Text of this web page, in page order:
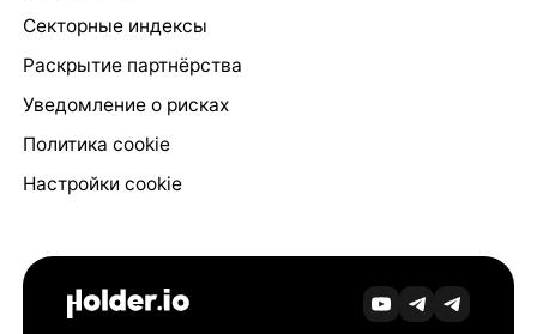
Секторные индексы
Раскрытие партнёрства
Уведомление о рисках
Политика cookie
Настройки cookie